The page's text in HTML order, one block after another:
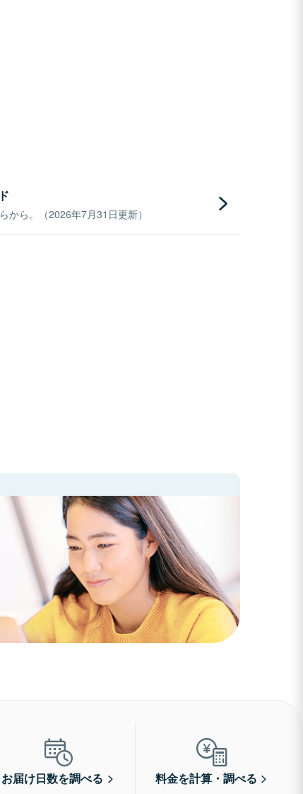
から。（2026年7月31日更新）
お届け日数を調べる 料金を計算・調べる